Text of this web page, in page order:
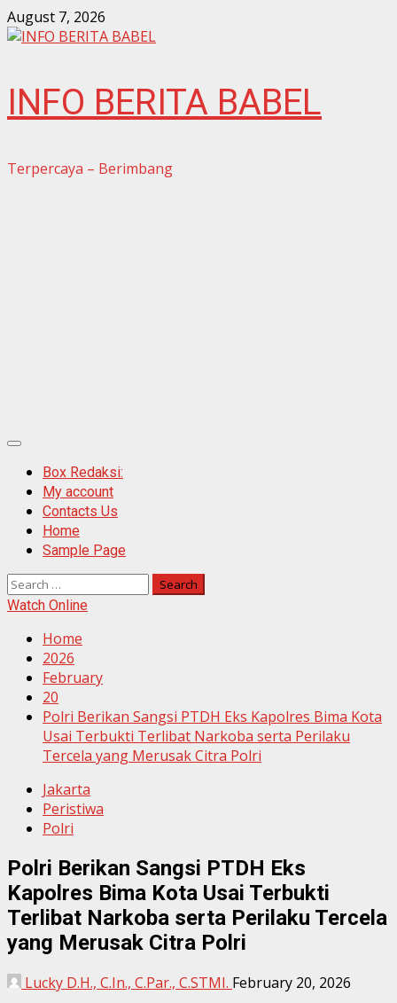
Skip
to
August 7, 2026
INFO BERITA BABEL
Terpercaya – Berimbang
Primary
MenuBox Redaksi:
My account
Contacts Us
Home
Sample Page
Search
for:
Watch Online
Home
2026
February
20
Polri Berikan Sangsi PTDH Eks Kapolres Bima Kota
Usai Terbukti Terlibat Narkoba serta Perilaku
Tercela yang Merusak Citra Polri
Jakarta
Peristiwa
Polri
Polri Berikan Sangsi PTDH Eks
Kapolres Bima Kota Usai Terbukti
Terlibat Narkoba serta Perilaku Tercela
yang Merusak Citra Polri
Lucky D.H., C.In., C.Par., C.STMI. February 20, 2026